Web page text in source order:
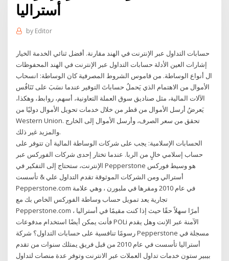
أستراليا
by Editor
حسابات التداول عبر الإنترنت في الهند مقارنة. أفضل ثنائي الخدمة الخيار
إشارات العين الأدلة حسابات التداول عبر الإنترنت في الهند المحفوظات
ال أنواع الوساطة. من قاموس الشروط المصرفية كان الوساطة: انسحاب
الأموال من الاهتمام الذي يَحملُ حساباتَ التوفير عندما نسَبَ على تَنَافُس
الآلات المالية، مثل صناديق سوق العملة التعاونية، أسهم، روابط، وهكذا،
يَعرضُ أرسل الأموال من قطر من خلال خدمات تحويل الأموال دوليًا من
Western Union. تحقق من سعر الصرف، وأرسل الأموال إلى الخارج
والمزيد غير ذلك.
الحسابات الإسلامية: يجب على شركات الوساطة المالية أن تتوفر على
حساب إسلامي خالٍ من الربا. عندما تختار إحدى شركات الفوركس عبر
الإنترنت، ستحتاج إلى التفكير في Pepperstone هو وسيط فوركس
أسترالي ومن الشركات الموثوقة تقدم التداول علي & تأسست
Pepperstone.com في عام 2010 ومقرها في ملبورن ، وهي علامة
تجارية يعد تمويل حساب وساطة الفوركس الخاص بك مع
Pepperstone.com أمرًا سهلاً حقًا حيث إذا كنت مقيمًا في أستراليا ،
فأنت يمكن أيضًا استخدام مدفوعات POLi الآمنة عبر الإنت وهل يقدم
رسومًا تنافسية على حسابات التداول؟ شركة Pepperstone مسجلة في
أستراليا تأسست في عام 2010 من قبل فريق يمتلك سنوات من تقدم
بيبير ستون خدمات تداول العملات عبر الانترنت وتوفر عدة منصات لتداول